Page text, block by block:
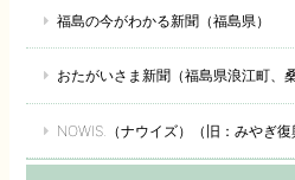
福島の今がわかる新聞（福島県）
おたがいさま新聞（福島県浪江町、
NOWIS.（ナウイズ）（旧：みやぎ復